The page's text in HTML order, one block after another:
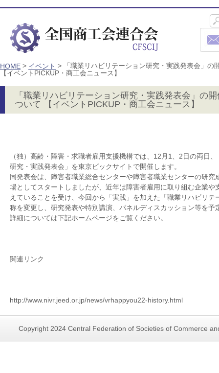
HOME > イベント >
「職業リハビリテーション研究・実践発表会」
【イベントPICKUP・商工会ニュース】
「職業リハビリテーション研究・実践発表会」の
ついて 【イベントPICKUP・商工会ニュース】
（独）高齢・障害・求職者雇用支援機構では、12月1、2日の両日
研究・実践発表会」を東京ビックサイトで開催します。
同発表会は、障害者職業総合センターや障害者職業センターの研
場としてスタートしましたが、近年は障害者雇用に取り組む企業や
えていることを受け、今回から「実践」を加えた「職業リハビリ
称を変更し、研究発表や特別講演、パネルディスカッション等を予
詳細については下記ホームページをご覧ください。
関連リンク
http://www.nivr.jeed.or.jp/news/vrhappyou22-history.html
Copyright 2024 Central Federation of Societies of Commerce